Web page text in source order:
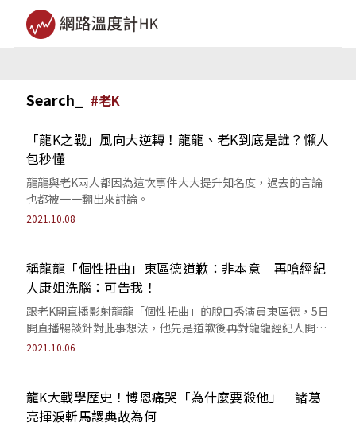
Search_ #老K
「龍K之戰」風向大逆轉！龍龍、老K到底是誰？懶人
包秒懂
龍龍與老K兩人都因為這次事件大大提升知名度，過去的言論
也都被一一翻出來討論。
2021.10.08
稱龍龍「個性扭曲」東區德道歉：非本意 再嗆經紀
人康姐洗腦：可告我！
跟老K開直播影射龍龍「個性扭曲」的脫口秀演員東區德，5日
開直播暢談針對此事想法，他先是道歉後再對龍龍經紀人開
嗆。
2021.10.06
龍K大戰學歷史！博恩痛哭「為什麼要殺他」 諸葛
亮揮淚斬馬謖典故為何